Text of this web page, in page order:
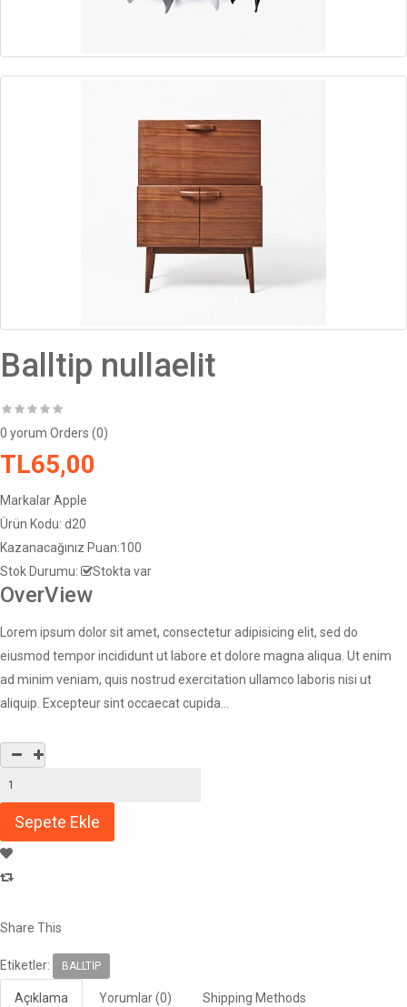
Balltip nullaelit
0 yorum Orders (0)
TL65,00
MarkalarApple
Ürün Kodu: d20
Kazanacağınız Puan:100
Stok Durumu:
Stokta var
OverView
Lorem ipsum dolor sit amet, consectetur adipisicing elit, sed do
eiusmod tempor incididunt ut labore et dolore magna aliqua. Ut enim
ad minim veniam, quis nostrud exercitation ullamco laboris nisi ut
aliquip. Excepteur sint occaecat cupida...
Share This
Etiketler: BALLTIP
Açıklama Yorumlar (0) Shipping Methods